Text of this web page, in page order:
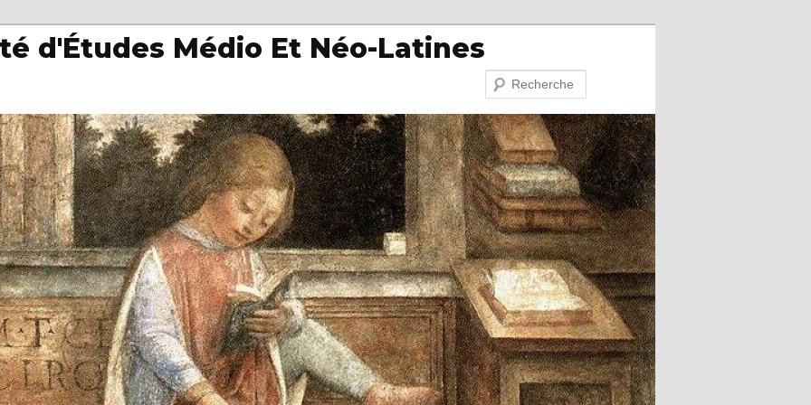
d'Études Médio Et Néo-Latines
Recherche